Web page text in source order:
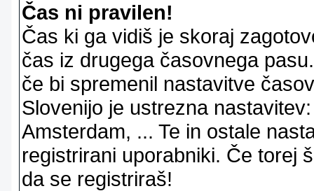
Čas ni pravilen!
Čas ki ga vidiš je skoraj
čas iz drugega časovnega
če bi spremenil nastavitve
Slovenijo je ustrezna
Amsterdam, ... Te in ostale
registrirani uporabniki. Če torej
da se registriraš!